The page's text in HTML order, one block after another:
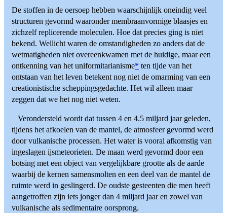
De stoffen in de oersoep hebben waarschijnlijk oneindig veel
structuren gevormd waaronder membraanvormige blaasjes en
zichzelf replicerende moleculen. Hoe dat precies ging is niet
bekend. Wellicht waren de omstandigheden zo anders dat de
wetmatigheden niet overeenkwamen met de huidige, maar een
ontkenning van het uniformitarianisme* ten tijde van het
ontstaan van het leven betekent nog niet de omarming van een
creationistische scheppingsgedachte. Het wil alleen maar
zeggen dat we het nog niet weten.
Verondersteld wordt dat tussen 4 en 4.5 miljard jaar geleden,
tijdens het afkoelen van de mantel, de atmosfeer gevormd werd
door vulkanische processen. Het water is vooral afkomstig van
ingeslagen ijsmeteorieten. De maan werd gevormd door een
botsing met een object van vergelijkbare grootte als de aarde
waarbij de kernen samensmolten en een deel van de mantel de
ruimte werd in geslingerd. De oudste gesteenten die men heeft
aangetroffen zijn iets jonger dan 4 miljard jaar en zowel van
vulkanische als sedimentaire oorsprong.